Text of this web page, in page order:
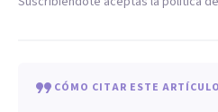
CÓMO CITAR ESTE ARTÍCULO